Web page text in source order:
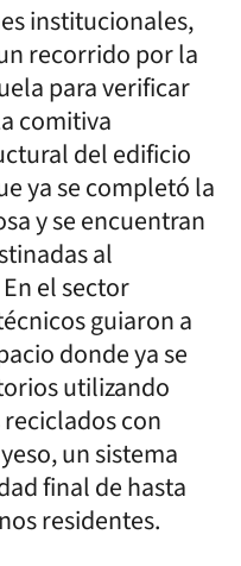
institucionales,
recorrido por la
para verificar
comitiva
del edificio
ya se completó la
y se encuentran
al
el sector
guiaron a
donde ya se
utilizando
con
un sistema
final de hasta
residentes.